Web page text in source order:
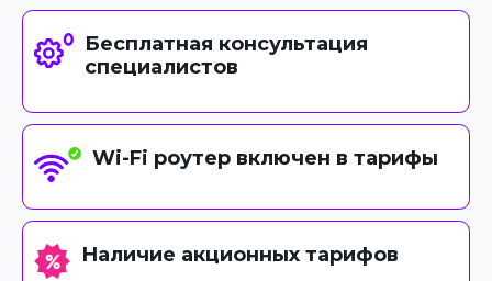
Бесплатная консультация
специалистов
Wi-Fi роутер включен в тарифы
Наличие акционных тарифов